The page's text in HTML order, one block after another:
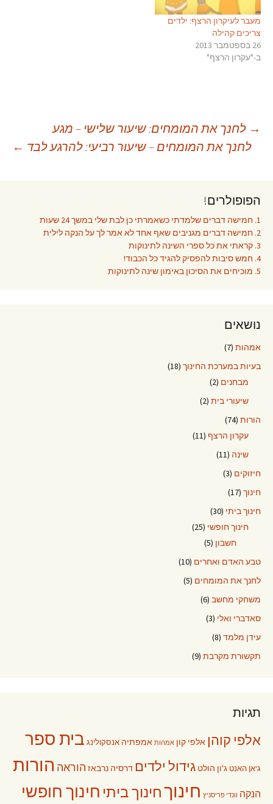
מעבר לעיקרון הרצף: ילדים
צריכים קהילה
26 בספטמבר 2013
ב-"עקרון הרצף"
ניווט
→ לחנך את המומחים: שיעור שלישי – מגע
לחנך את המומחים – שיעור רביעי: להרגע לבד ←
הפופולרים!
1. חמישה דברים שלמדתי כשאמרתי כן לבת שלי במשך 24 שעות
2. חמישה דברים מגניבים שאף אחד לא אמר לך על הנקה לילית
3. קראתי את כל ספרי השינה לתינוקות
4. חמש סיבות להפסיק להגיד כל הכבוד!
5. מוכיחים את הסיכון באימון שינה לתינוקות
נושאים
אמהות (7)
בעיות במערכת החינוך (18)
מבחנים (2)
שיעורי בית (2)
הורות (74)
עקרון הרצף (11)
שינה (11)
חיזוקים (3)
חינוך (17)
חינוך ביתי (30)
חינוך חופשי (25)
חשבון (5)
טבע האדם ואחרים (10)
לחנך את המומחים (5)
משחקי מחשב (6)
סאדברי ואלי (3)
עידן מלמד (8)
תקשורת מקרבת (9)
תגיות
אלפי קוהן אלפי קון אמהות אמפתיה אנסקולינג בית ספר
ג'אן האנט ג'ון הולט גידול ילדים דרסיה נרבאז הוראה הורות
הנקה וונדי פריסניץ חינוךחינוך ביתי חינוך חופשי